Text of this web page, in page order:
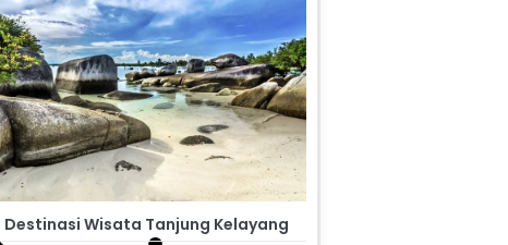
Destinasi Wisata Tanjung Kelayang